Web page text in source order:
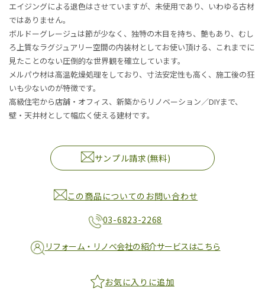
エイジングによる退色はさせていますが、未使用であり、いわゆる古材
ではありません。
ボルドーグレージュは節が少なく、独特の木目を持ち、艶もあり、むし
ろ上質なラグジュアリー空間の内装材としてお使い頂ける、これまでに
見たことのない圧倒的な世界観を確立しています。
メルパウ材は高温乾燥処理をしており、寸法安定性も高く、施工後の狂
いも少ないのが特徴です。
高級住宅から店舗・オフィス、新築からリノベーション／DIYまで、
壁・天井材として幅広く使える建材です。
サンプル請求(無料)
この商品についてのお問い合わせ
03-6823-2268
リフォーム・リノベ会社の紹介サービスはこちら
お気に入りに追加